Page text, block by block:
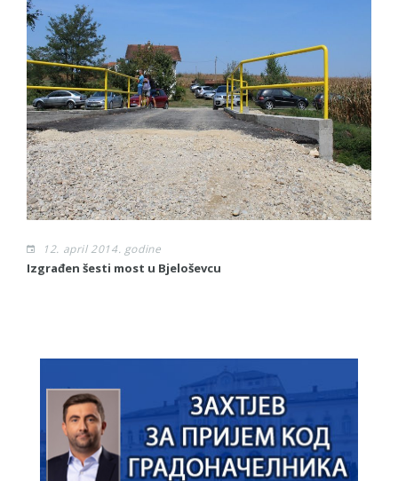
12. april 2014. godine
Izgrađen šesti most u Bjeloševcu